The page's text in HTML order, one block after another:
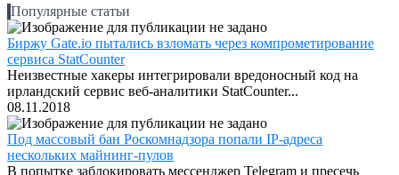
Популярные статьи
Биржу Gate.io пытались взломать через компрометирование
сервиса StatCounter
Неизвестные хакеры интегрировали вредоносный код на
ирландский сервис веб-аналитики StatCounter...
08.11.2018
Под массовый бан Роскомнадзора попали IP-адреса
нескольких майнинг-пулов
В попытке заблокировать мессенджер Telegram и пресечь